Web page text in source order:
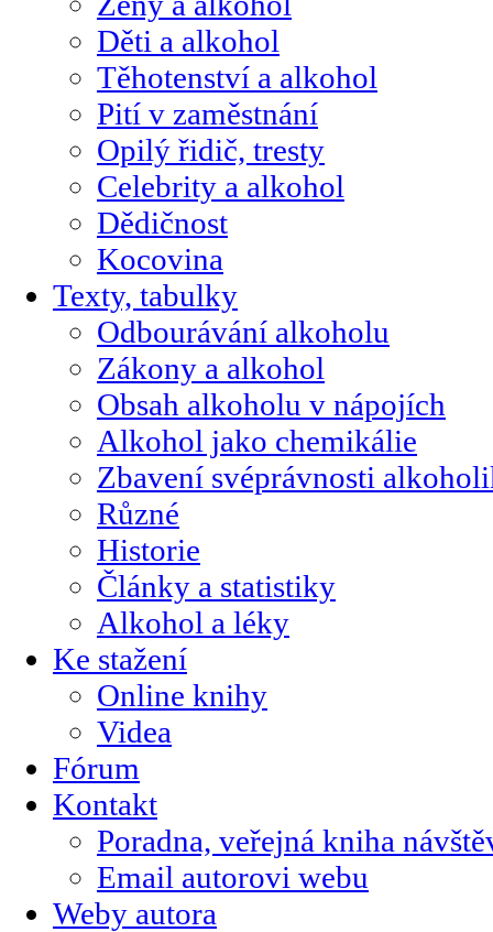
Děti a alkohol
Těhotenství a alkohol
Pití v zaměstnání
Opilý řidič, tresty
Celebrity a alkohol
Dědičnost
Kocovina
Texty, tabulky
Odbourávání alkoholu
Zákony a alkohol
Obsah alkoholu v nápojích
Alkohol jako chemikálie
Zbavení svéprávnosti
Různé
Historie
Články a statistiky
Alkohol a léky
Ke stažení
Online knihy
Videa
Fórum
Kontakt
Poradna, veřejná kniha
Email autorovi webu
Weby autora